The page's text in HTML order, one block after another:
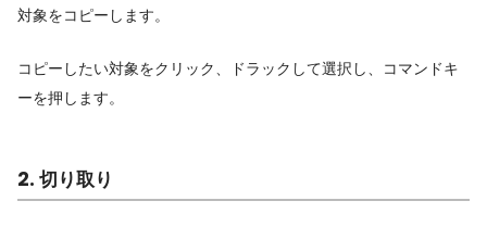
対象をコピーします。
コピーしたい対象をクリック、ドラックして選択し、コマンドキ
ーを押します。
2. 切り取り